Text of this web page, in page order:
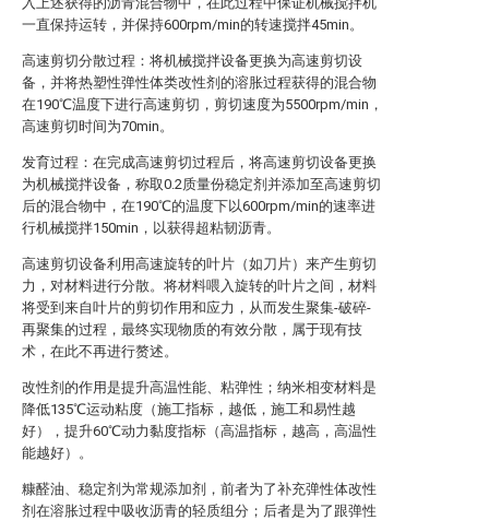
一直保持运转，并保持600rpm/min的转速搅拌45min。
高速剪切分散过程：将机械搅拌设备更换为高速剪切设
备，并将热塑性弹性体类改性剂的溶胀过程获得的混合物
在190℃温度下进行高速剪切，剪切速度为5500rpm/min，
高速剪切时间为70min。
发育过程：在完成高速剪切过程后，将高速剪切设备更换
为机械搅拌设备，称取0.2质量份稳定剂并添加至高速剪切
后的混合物中，在190℃的温度下以600rpm/min的速率进
行机械搅拌150min，以获得超粘韧沥青。
高速剪切设备利用高速旋转的叶片（如刀片）来产生剪切
力，对材料进行分散。将材料喂入旋转的叶片之间，材料
将受到来自叶片的剪切作用和应力，从而发生聚集-破碎-
再聚集的过程，最终实现物质的有效分散，属于现有技
术，在此不再进行赘述。
改性剂的作用是提升高温性能、粘弹性；纳米相变材料是
降低135℃运动粘度（施工指标，越低，施工和易性越
好），提升60℃动力黏度指标（高温指标，越高，高温性
能越好）。
糠醛油、稳定剂为常规添加剂，前者为了补充弹性体改性
剂在溶胀过程中吸收沥青的轻质组分；后者是为了跟弹性